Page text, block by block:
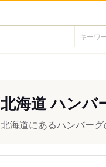
北海道 ハンバ
北海道にあるハンバー